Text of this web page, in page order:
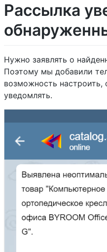
Рассылка
Нужно заявлять о
Поэтому мы добавили
возможность настроить,
уведомлять.